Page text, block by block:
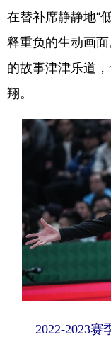
在替补席静静地“
释重负的生动画
的故事津津乐道
翔。
2022-2023